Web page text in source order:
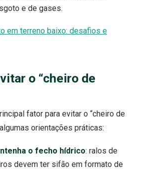
e de gases.
em terreno baixo: desafios e
o “cheiro de
fator para evitar o “cheiro de
orientações práticas:
o fecho hídrico: ralos de
devem ter sifão em formato de